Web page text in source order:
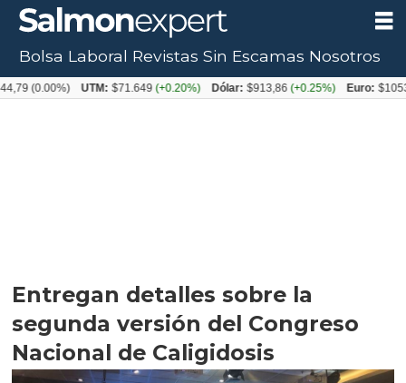
Entregan detalles sobre la
segunda versión del Congreso
Nacional de Caligidosis
Bolsa Laboral Revistas Sin Escamas Nosotros
UTM: $71.649(+0.20%) Dólar: $913,86(+0.25%) Euro: $1053,08(-